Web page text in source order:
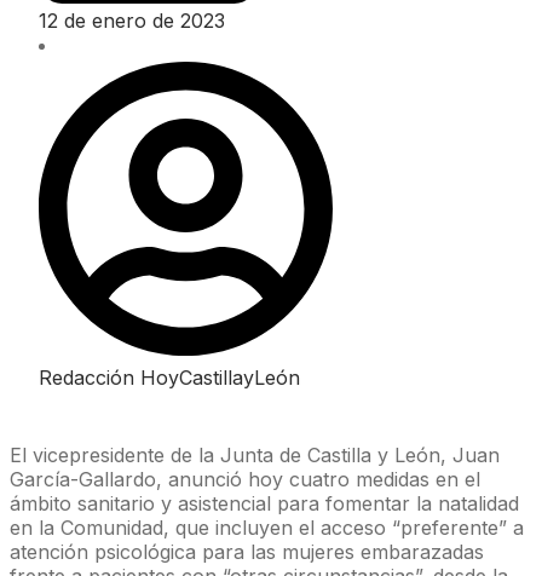
12 de enero de 2023
Redacción HoyCastillayLeón
El vicepresidente de la Junta de Castilla y León, Juan
García-Gallardo, anunció hoy cuatro medidas en el
ámbito sanitario y asistencial para fomentar la natalidad
en la Comunidad, que incluyen el acceso “preferente” a
atención psicológica para las mujeres embarazadas